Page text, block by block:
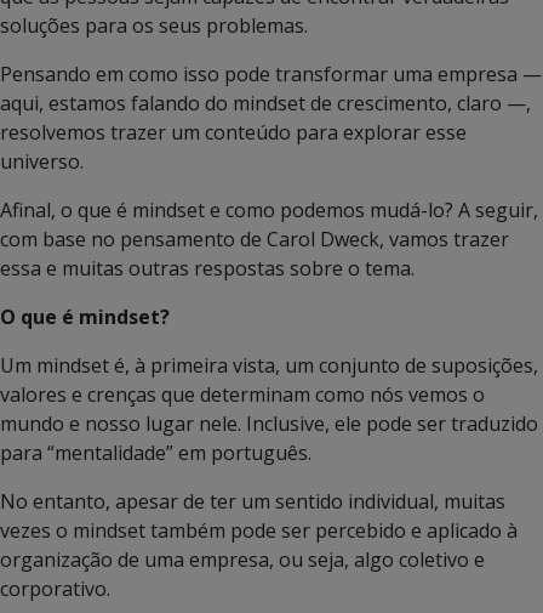
soluções para os seus problemas.
Pensando em como isso pode transformar uma empresa —
aqui, estamos falando do mindset de crescimento, claro —,
resolvemos trazer um conteúdo para explorar esse
universo.
Afinal, o que é mindset e como podemos mudá-lo? A seguir,
com base no pensamento de Carol Dweck, vamos trazer
essa e muitas outras respostas sobre o tema.
O que é mindset?
Um mindset é, à primeira vista, um conjunto de suposições,
valores e crenças que determinam como nós vemos o
mundo e nosso lugar nele. Inclusive, ele pode ser traduzido
para “mentalidade” em português.
No entanto, apesar de ter um sentido individual, muitas
vezes o mindset também pode ser percebido e aplicado à
organização de uma empresa, ou seja, algo coletivo e
corporativo.